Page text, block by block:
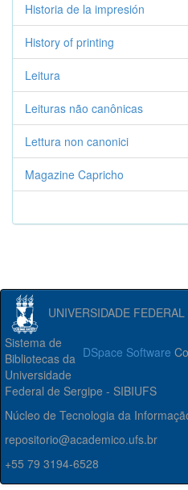
Historia de la impresión
History of printing
Leitura
Leituras não canônicas
Lettura non canonici
Magazine Capricho
UNIVERSIDADE
DSpace Software
Sistema de
Bibliotecas da
Universidade
Federal de Sergipe - SIBIUFS
Núcleo de Tecnologia da
repositorio@academico.ufs.br
+55 79 3194-6528